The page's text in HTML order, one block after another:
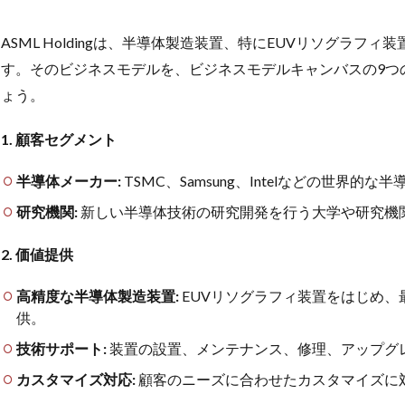
ネス
モデ
3
争
位
技術
開発
スピ
ASML Holdingは、半導体製造装置、特にEUVリソグラフィ
す。そのビジネスモデルを、ビジネスモデルキャンバスの9
ょう。
1. 顧客セグメント
半導体メーカー: TSMC、Samsung、Intelなどの世界的な半
研究機関: 新しい半導体技術の研究開発を行う大学や研究機
2. 価値提供
高精度な半導体製造装置: EUVリソグラフィ装置をはじめ
供。
技術サポート:装置の設置、メンテナンス、修理、アップグ
カスタマイズ対応: 顧客のニーズに合わせたカスタマイズに